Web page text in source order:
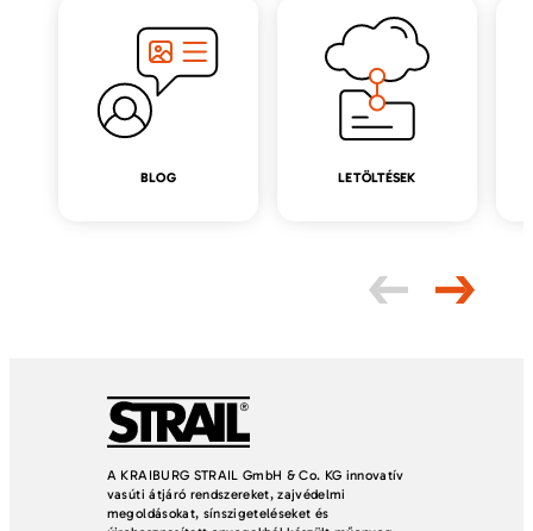
BLOG LETÖLTÉSEK
A KRAIBURG STRAIL GmbH & Co. KG innovatív
vasúti átjáró rendszereket, zajvédelmi
megoldásokat, sínszigeteléseket és